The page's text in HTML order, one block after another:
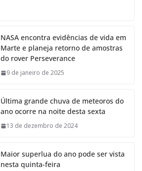
NASA encontra evidências de vida em
Marte e planeja retorno de amostras
do rover Perseverance
9 de janeiro de 2025
Última grande chuva de meteoros do
ano ocorre na noite desta sexta
13 de dezembro de 2024
Maior superlua do ano pode ser vista
nesta quinta-feira